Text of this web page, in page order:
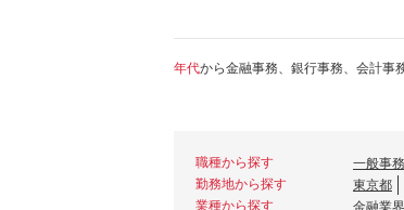
年代から金融事務、銀行事務、会計事
職種から探す 一般事務
勤務地から探す
東京都
業種から探す
金融業界